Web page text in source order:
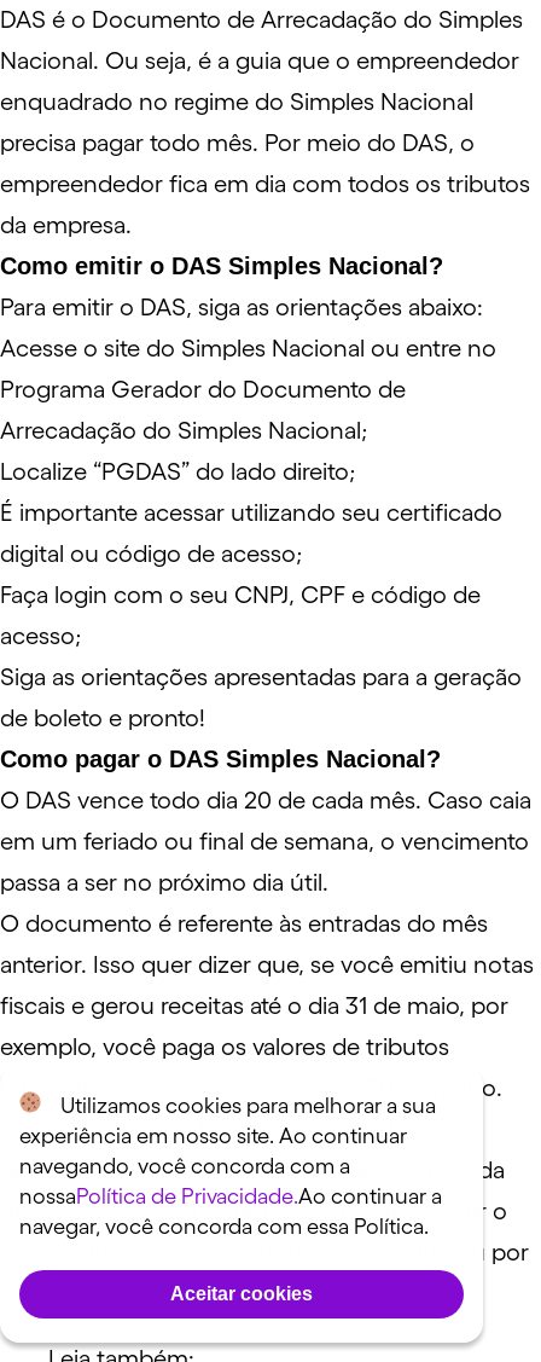
DAS é o Documento de Arrecadação do Simples
Nacional. Ou seja, é a guia que o empreendedor
enquadrado no regime do Simples Nacional
precisa pagar todo mês. Por meio do DAS, o
empreendedor fica em dia com todos os tributos
da empresa.
Como emitir o DAS Simples Nacional?
Para emitir o DAS, siga as orientações abaixo:
Acesse o site do Simples Nacional ou entre no
Programa Gerador do Documento de
Arrecadação do Simples Nacional;
Localize “PGDAS” do lado direito;
É importante acessar utilizando seu certificado
digital ou código de acesso;
Faça login com o seu CNPJ, CPF e código de
acesso;
Siga as orientações apresentadas para a geração
de boleto e pronto!
Como pagar o DAS Simples Nacional?
O DAS vence todo dia 20 de cada mês. Caso caia
em um feriado ou final de semana, o vencimento
passa a ser no próximo dia útil.
O documento é referente às entradas do mês
anterior. Isso quer dizer que, se você emitiu notas
fiscais e gerou receitas até o dia 31 de maio, por
exemplo, você paga os valores de tributos
referentes a essas entradas no dia 20 de junho.
Depois de gerar o boleto, é só pagá-lo
diretamente no seu banco até o dia 20 de cada
mês. Pela conta Nu Empresas é possível fazer o
pagamento do boleto debitando da conta ou por
Pix.
Utilizamos cookies para melhorar a sua
experiência em nosso site. Ao continuar
navegando, você concorda com a
nossaPolítica de Privacidade.Ao continuar a
navegar, você concorda com essa Política.
Aceitar cookies